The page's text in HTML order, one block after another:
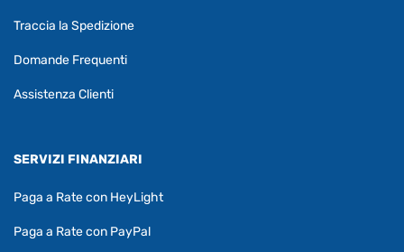
Traccia la Spedizione
Domande Frequenti
Assistenza Clienti
SERVIZI FINANZIARI
Paga a Rate con HeyLight
Paga a Rate con PayPal